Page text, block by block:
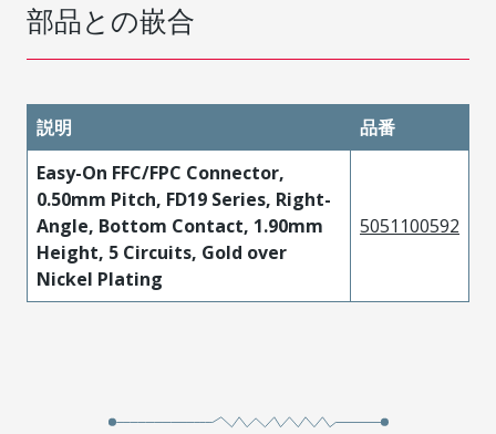
部品との嵌合
説明
品番
Easy-On FFC/FPC Connector,
0.50mm Pitch, FD19 Series, Right-
Angle, Bottom Contact, 1.90mm
Height, 5 Circuits, Gold over
Nickel Plating
5051100592